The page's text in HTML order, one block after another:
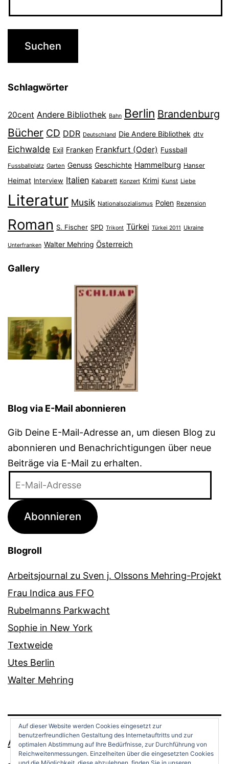
Schlagwörter
20cent Andere Bibliothek Bahn Berlin Brandenburg
Bücher CD DDR Deutschland Die Andere Bibliothek dtv
Eichwalde Exil Franken Frankfurt (Oder) Fussball
Fussballplatz Garten Genuss Geschichte Hammelburg Hanser
Heimat Interview Italien Kabarett Konzert Krimi Kunst Liebe
Literatur Musik Nationalsozialismus Polen Rezension
Roman S. Fischer SPD Trikont Türkei Türkei 2011 Ukraine
Unterfranken Walter Mehring Österreich
Gallery
Blog via E-Mail abonnieren
Gib Deine E-Mail-Adresse an, um diesen Blog zu
abonnieren und Benachrichtigungen über neue
Beiträge via E-Mail zu erhalten.
Adresse
Abonnieren
Blogroll
Arbeitsjournal zu Sven j. Olssons Mehring-Projekt
Frau Indica aus FFO
Rubelmanns Parkwacht
Sophie in New York
Textweide
Utes Berlin
Walter Mehring
ANDREAS OPPERMANN
Auf dieser Website werden Cookies eingesetzt zur
benutzerfreundlichen Gestaltung des Internetauftritts und zur
optimalen Abstimmung auf Ihre Bedürfnisse, zur Durchführung von
Reichweitenmessungen. Einzelheiten über die eingesetzten Cookies